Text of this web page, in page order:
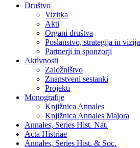
Društvo
Vizitka
Akti
Organi društva
Poslanstvo, strategija in vizija
Partnerji in sponzorji
Aktivnosti
Založništvo
Znanstveni sestanki
Projekti
Monografije
Knjižnica Annales
Knjižnica Annales Majora
Annales, Series Hist. Nat.
Acta Histriae
Annales, Series Hist. & Soc.